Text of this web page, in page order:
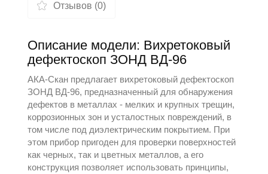
Отзывов (0)
Описание модели: Вихретоковый
дефектоскоп ЗОНД ВД-96
АКА-Скан предлагает вихретоковый дефектоскоп
ЗОНД ВД-96, предназначенный для обнаружения
дефектов в металлах - мелких и крупных трещин,
коррозионных зон и усталостных повреждений, в
том числе под диэлектрическим покрытием. При
этом прибор пригоден для проверки поверхностей
как черных, так и цветных металлов, а его
конструкция позволяет использовать принципы,